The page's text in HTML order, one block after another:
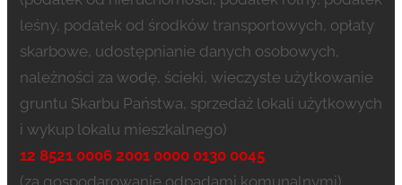
leśny, podatek od środków transportowych, opłaty
skarbowe, udostępnianie danych osobowych,
należności za wodę, ścieki, wieczyste użytkowanie
gruntu Skarbu Państwa, sprzedaż lokali użytkowych
i wykup lokalu mieszkalnego)
12 8521 0006 2001 0000 0130 0045